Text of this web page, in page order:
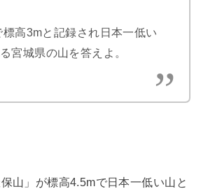
高3mと記録され日本一低い
宮城県の山を答えよ。
山」が標高4.5mで日本一低い山と